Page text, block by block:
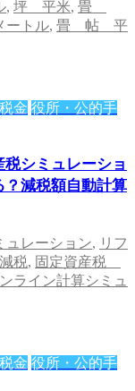
, 坪 平米, 畳
トル, 畳 帖 平
金 役所・公的手
税シミュレーショ
？減税額自動計算
レーション, リフ
税, 固定資産税
ライン計算シミュ
金 役所・公的手